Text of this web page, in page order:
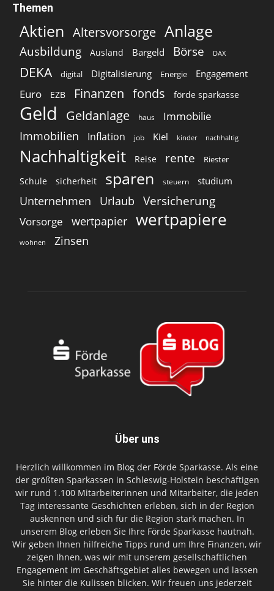
Themen
Aktien Altersvorsorge Anlage
Ausbildung Ausland Bargeld Börse DAX
DEKA digital Digitalisierung Energie Engagement
Euro EZB Finanzen fonds förde sparkasse
Geld Geldanlage haus Immobilie
Immobilien Inflation job Kiel kinder nachhaltig
Nachhaltigkeit Reise rente Riester
Schule sicherheit sparen steuern studium
Unternehmen Urlaub Versicherung
Vorsorge wertpapier wertpapiere
wohnen Zinsen
Über uns
Herzlich willkommen im Blog der Förde Sparkasse. Als eine
der größten Sparkassen in Schleswig-Holstein beschäftigen
wir rund 1.100 Mitarbeiterinnen und Mitarbeiter, die jeden
Tag interessante Geschichten erleben, sich in der Region
auskennen und sich für die Region stark machen. In
unserem Blog erleben Sie Ihre Förde Sparkasse hautnah.
Wir geben Ihnen hilfreiche Tipps rund um Ihre Finanzen, wir
zeigen Ihnen, was wir mit unserem gesellschaftlichen
Engagement im Geschäftsgebiet alles bewegen und lassen
Sie hinter die Kulissen blicken. Wir freuen uns jederzeit